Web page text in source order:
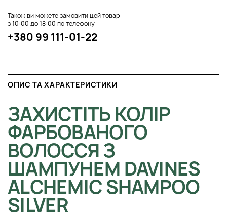
Також ви можете замовити цей товар
з 10:00 до 18:00 по телефону
+380 99 111-01-22
ОПИС ТА ХАРАКТЕРИСТИКИ
ЗАХИСТІТЬ КОЛІР
ФАРБОВАНОГО
ВОЛОССЯ З
ШАМПУНЕМ DAVINES
ALCHEMIC SHAMPOO
SILVER